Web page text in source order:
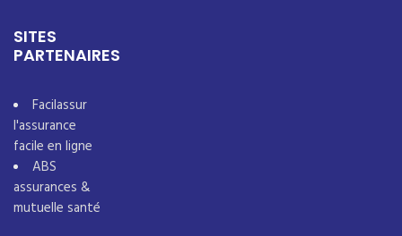
SITES
PARTENAIRES
Facilassur
l'assurance
facile en ligne
ABS
assurances &
mutuelle santé